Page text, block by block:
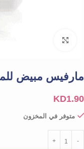
مارفيس مبيض
KD1.90
متوفر في المخزون